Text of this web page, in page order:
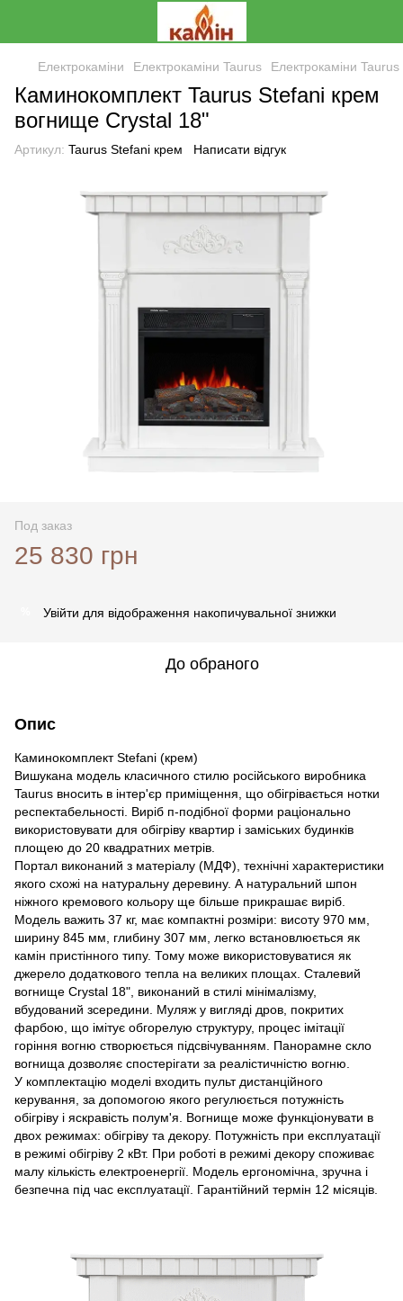
Електрокаміни Електрокаміни Taurus Електрокаміни
Каминокомплект Taurus Stefani крем
вогнище Crystal 18"
Артикул: Taurus Stefani крем Написати відгук
Под заказ
25 830 грн
Увійти для відображення накопичувальної знижки
До обраного
Опис
Каминокомплект Stefani (крем)
Вишукана модель класичного стилю російського виробника
Taurus вносить в інтер'єр приміщення, що обігрівається нотки
респектабельності. Виріб п-подібної форми раціонально
використовувати для обігріву квартир і заміських будинків
площею до 20 квадратних метрів.
Портал виконаний з матеріалу (МДФ), технічні характеристики
якого схожі на натуральну деревину. А натуральний шпон
ніжного кремового кольору ще більше прикрашає виріб.
Модель важить 37 кг, має компактні розміри: висоту 970 мм,
ширину 845 мм, глибину 307 мм, легко встановлюється як
камін пристінного типу. Тому може використовуватися як
джерело додаткового тепла на великих площах. Сталевий
вогнище Crystal 18", виконаний в стилі мінімалізму,
вбудований зсередини. Муляж у вигляді дров, покритих
фарбою, що імітує обгорелую структуру, процес імітації
горіння вогню створюється підсвічуванням. Панорамне скло
вогнища дозволяє спостерігати за реалістичністю вогню.
У комплектацію моделі входить пульт дистанційного
керування, за допомогою якого регулюється потужність
обігріву і яскравість полум'я. Вогнище може функціонувати в
двох режимах: обігріву та декору. Потужність при експлуатації
в режимі обігріву 2 кВт. При роботі в режимі декору споживає
малу кількість електроенергії. Модель ергономічна, зручна і
безпечна під час експлуатації. Гарантійний термін 12 місяців.